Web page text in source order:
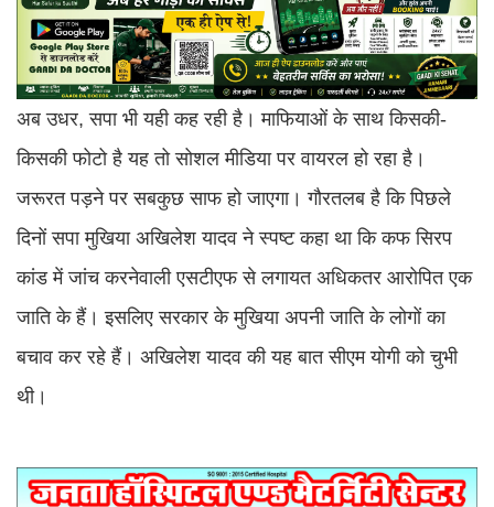
अब उधर, सपा भी यही कह रही है। माफियाओं के साथ किसकी-
किसकी फोटो है यह तो सोशल मीडिया पर वायरल हो रहा है।
जरूरत पड़ने पर सबकुछ साफ हो जाएगा। गौरतलब है कि पिछले
दिनों सपा मुखिया अखिलेश यादव ने स्पष्ट कहा था कि कफ सिरप
कांड में जांच करनेवाली एसटीएफ से लगायत अधिकतर आरोपित एक
जाति के हैं। इसलिए सरकार के मुखिया अपनी जाति के लोगों का
बचाव कर रहे हैं। अखिलेश यादव की यह बात सीएम योगी को चुभी
थी।